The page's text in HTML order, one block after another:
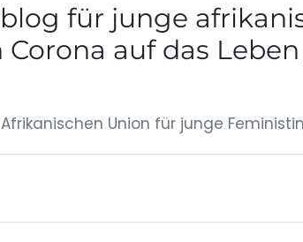
für junge
auf das
Afrikanischen Union für junge